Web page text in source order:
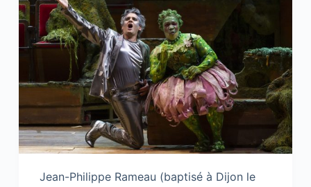
Jean-Philippe Rameau (baptisé à Dijon le